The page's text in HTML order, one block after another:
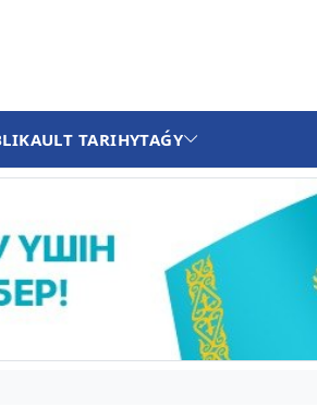
ULT TARIHYTAǴY